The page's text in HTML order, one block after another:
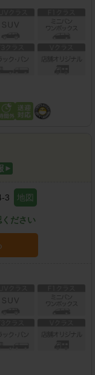
3 地図
ださい